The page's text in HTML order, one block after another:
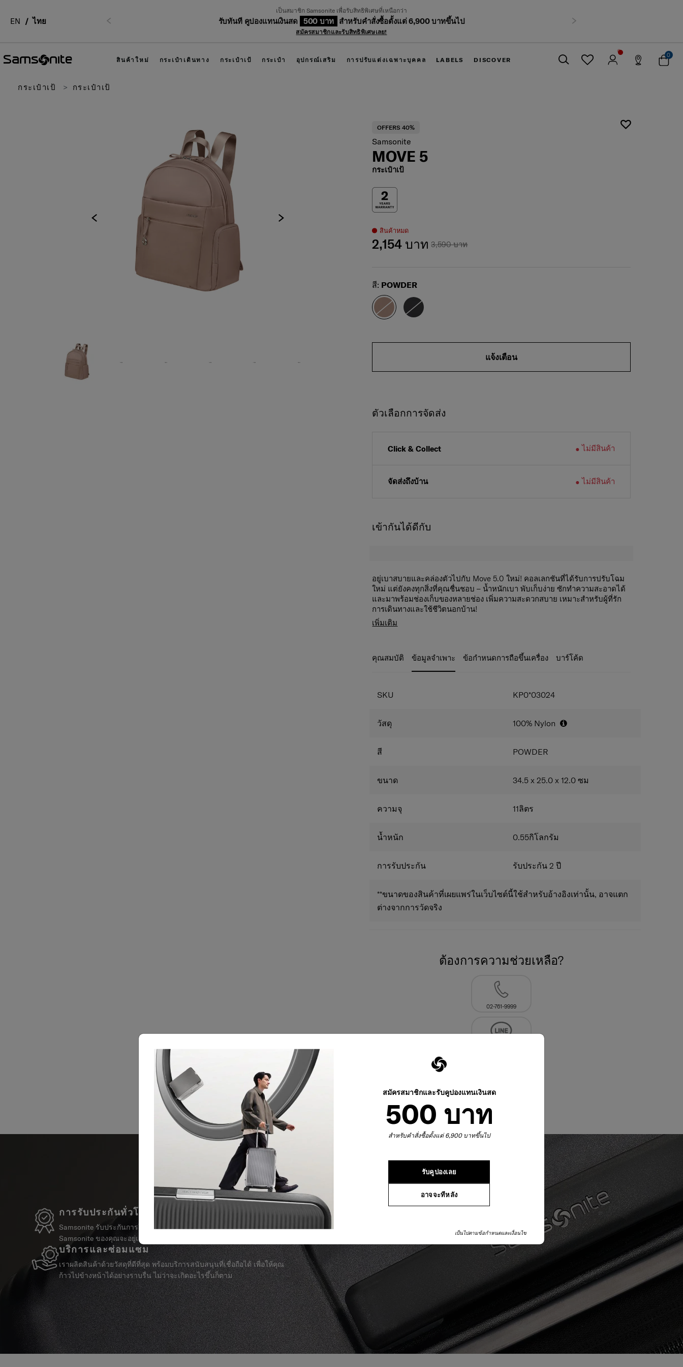
สมัครสมาชิกและรับคูปองแทนเงินสด
500 บาท
สำหรับคำสั่งซื้อตั้งแต่ 6,900 บาทขึ้นไป
รับคูปองเลย
อาจจะทีหลัง
เป็นไปตามข้อกำหนดและเงื่อนไข
EN ไทย
เป็นสมาชิก Samsonite เพื่อรับสิทธิพิเศษที่เหนือกว่า
รับทันที คูปองแทนเงินสด 500 บาท สำหรับคำสั่งซื้อตั้งแต่ 6,900 บาทขึ้นไป
สมัครสมาชิกและรับสิทธิพิเศษเลย!
สินค้าใหม่ กระเป๋าเดินทาง กระเป๋าเป้ กระเป๋า อุปกรณ์เสริม การปรับแต่งเฉพาะบุคคล LABELS DISCOVER
0
กระเป๋าเป้ กระเป๋าเป้
OFFERS 40%
Samsonite
MOVE 5
กระเป๋าเป้
สินค้าหมด
3,590 บาท
2,154 บาท
Select
สี: POWDER
แจ้งเตือน
ตัวเลือกการจัดส่ง
Click & Collect ไม่มีสินค้า
จัดส่งถึงบ้าน ไม่มีสินค้า
เข้ากันได้ดีกับ
อยู่เบาสบายและคล่องตัวไปกับ Move 5.0 ใหม่! คอลเลกชันที่ได้รับการปรับโฉม
ใหม่ แต่ยังคงทุกสิ่งที่คุณชื่นชอบ – น้ำหนักเบา พับเก็บง่าย ซักทำความสะอาดได้
และมาพร้อมช่องเก็บของหลายช่อง เพิ่มความสะดวกสบาย เหมาะสำหรับผู้ที่รัก
การเดินทางและใช้ชีวิตนอกบ้าน!
การจัดเก็บภายในอย่างลงตัว:
ช่องมีซิป) สำหรับแยกเก็บของได้หลากหลายอย่างเป็นระเบียบ
ช่องซิปด้านข้าง:เหมาะสำหรับใส่ขวดน้ำหรือร่ม ขนาดพอดี ไม่หล่นหลุด
ปลอดภัยแต่หยิบใช้ง่าย
สายสะพายไหล่แบบสายรัด (Webbing) ปรับได้:สามารถปรับระดับความ
เพิ่มเติม
คุณสมบัติ ข้อมูลจำเพาะ ข้อกำหนดการถือขึ้นเครื่อง บาร์โค้ด
SKU KP0*03024
วัสดุ 100% Nylon
สี POWDER
ขนาด 34.5 x 25.0 x 12.0ซม
ความจุ 11ลิตร
น้ำหนัก 0.55กิโลกรัม
การรับประกัน รับประกัน 2 ปี
**ขนาดของสินค้าที่เผยแพร่ในเว็บไซต์นี้ใช้สำหรับอ้างอิงเท่านั้น, อาจแตก
ต่างจากการวัดจริง
ต้องการความช่วยเหลือ?
02-761-9999
การรับประกันทั่วโลก
Samsonite รับประกันการใช้งานทั่วโลก เพื่อให้มั่นใจว่าผลิตภัณฑ์
Samsonite ของคุณจะอยู่เคียงข้างคุณเสมอ
บริการและซ่อมแซม
เราผลิตสินค้าด้วยวัสดุที่ดีที่สุด พร้อมบริการสนับสนุนที่เชื่อถือได้ เพื่อให้คุณ
ก้าวไปข้างหน้าได้อย่างราบรื่น ไม่ว่าจะเกิดอะไรขึ้นก็ตาม